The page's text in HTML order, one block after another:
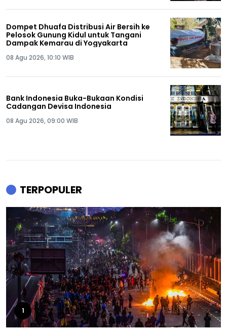
Dompet Dhuafa Distribusi Air Bersih ke
Pelosok Gunung Kidul untuk Tangani
Dampak Kemarau di Yogyakarta
08 Agu 2026, 10:10 WIB
Bank Indonesia Buka-Bukaan Kondisi
Cadangan Devisa Indonesia
08 Agu 2026, 09:00 WIB
TERPOPULER
1